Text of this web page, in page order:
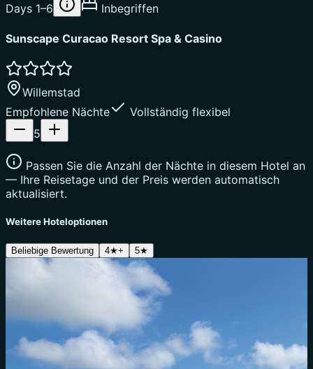
Days 1–6 Inbegriffen
Sunscape Curacao Resort Spa & Casino
Willemstad
Empfohlene Nächte
Vollständig flexibel
5
Passen Sie die Anzahl der Nächte in diesem Hotel an
— Ihre Reisetage und der Preis werden automatisch
aktualisiert.
Weitere Hoteloptionen
Beliebige Bewertung 4★+ 5★